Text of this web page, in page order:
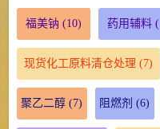
福美钠 (10) 药用辅料
现货化工原料清仓处理 (7)
聚乙二醇 (7) 阻燃剂 (6)